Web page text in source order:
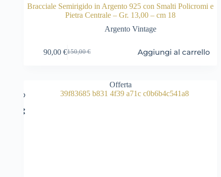
Bracciale Semirigido in Argento 925 con Smalti Policromi e
Pietra Centrale – Gr. 13,00 – cm 18
Argento Vintage
150,00€
Il
150,00 €.
90,00 €Il
90,00 €.
Aggiungi al carrello
Offerta